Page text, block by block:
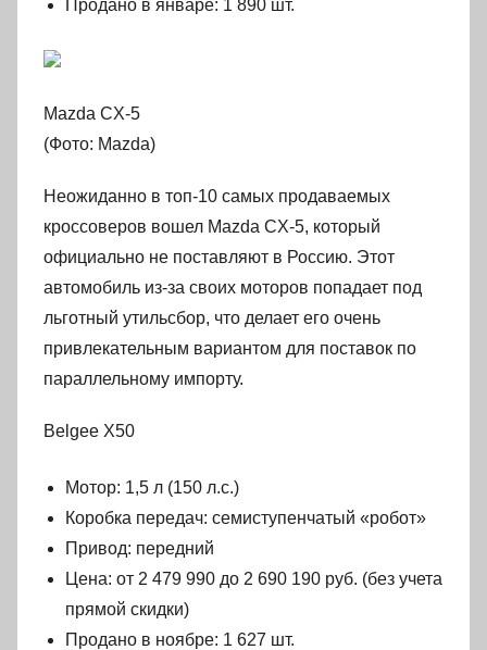
Продано в январе: 1 890 шт.
Mazda CX-5
(Фото: Mazda)
Неожиданно в топ-10 самых продаваемых
кроссоверов вошел Mazda CX-5, который
официально не поставляют в Россию. Этот
автомобиль из-за своих моторов попадает под
льготный утильсбор, что делает его очень
привлекательным вариантом для поставок по
параллельному импорту.
Belgee X50
Мотор: 1,5 л (150 л.с.)
Коробка передач: семиступенчатый «робот»
Привод: передний
Цена: от 2 479 990 до 2 690 190 руб. (без учета
прямой скидки)
Продано в ноябре: 1 627 шт.